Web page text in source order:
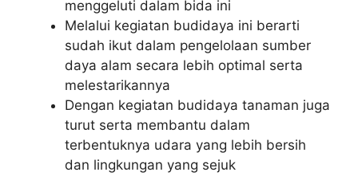
menggeluti dalam bida ini
Melalui kegiatan budidaya ini berarti
sudah ikut dalam pengelolaan sumber
daya alam secara lebih optimal serta
melestarikannya
Dengan kegiatan budidaya tanaman juga
turut serta membantu dalam
terbentuknya udara yang lebih bersih
dan lingkungan yang sejuk